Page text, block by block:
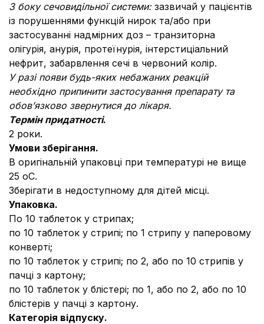
З боку сечовидільної системи: зазвичай у пацієнтів
із порушеннями функцій нирок та/або при
застосуванні надмірних доз – транзиторна
олігурія, анурія, протеїнурія, інтерстиціальний
нефрит, забарвлення сечі в червоний колір.
У разі появи будь-яких небажаних реакцій
необхідно припинити застосування препарату та
обов’язково звернутися до лікаря.
Термін придатності.
2 роки.
Умови зберігання.
В оригінальній упаковці при температурі не вище
25 оС.
Зберігати в недоступному для дітей місці.
Упаковка.
По 10 таблеток у стрипах;
по 10 таблеток у стрипі; по 1 стрипу у паперовому
конверті;
по 10 таблеток у стрипі; по 2, або по 10 стрипів у
пачці з картону;
по 10 таблеток у блістері; по 1, або по 2, або по 10
блістерів у пачці з картону.
Категорія відпуску.